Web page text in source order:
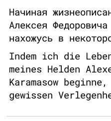
Начиная
Алексея
нахожусь в
Indem ich die
meines Helden
Karamasow
gewissen